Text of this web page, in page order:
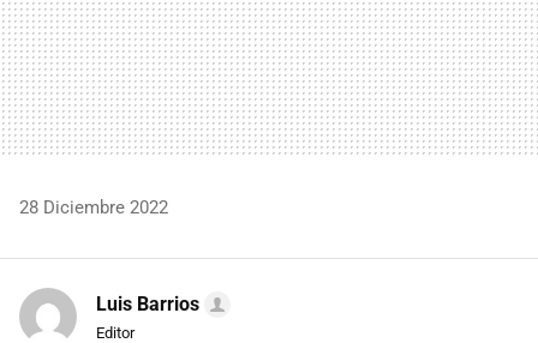
28 Diciembre 2022
Luis Barrios
Editor